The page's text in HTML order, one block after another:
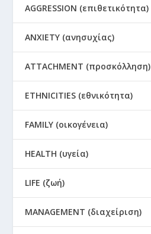
AGGRESSION (επιθετικότητα)
ANXIETY (ανησυχίας)
ATTACHMENT (προσκόλληση)
ETHNICITIES (εθνικότητα)
FAMILY (οικογένεια)
HEALTH (υγεία)
LIFE (ζωή)
MANAGEMENT (διαχείριση)